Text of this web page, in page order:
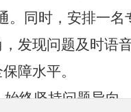
。同时，安排一名
发现问题及时语
障水平。
始终坚持问题导向